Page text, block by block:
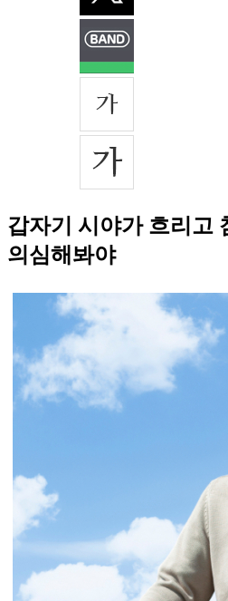
갑자기 시야가 흐리고
의심해봐야